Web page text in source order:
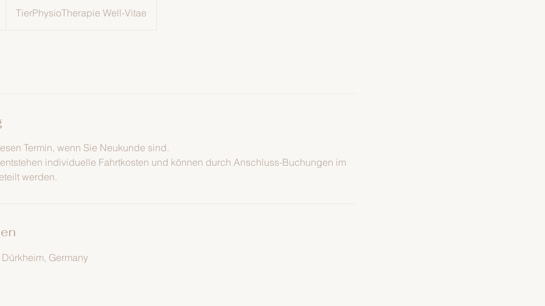
TierPhysioTherapie Well-Vitae
Termin, wenn Sie Neukunde sind.
individuelle Fahrtkosten und können durch Anschluss-Buchungen im
werden.
Germany